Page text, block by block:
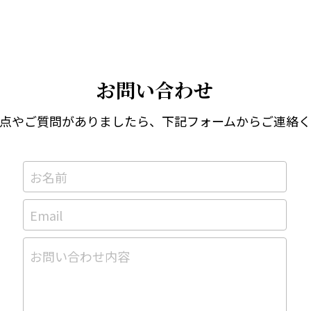
お問い合わせ
やご質問がありましたら、下記フォームからご連絡く
お名前
Email
お問い合わせ内容